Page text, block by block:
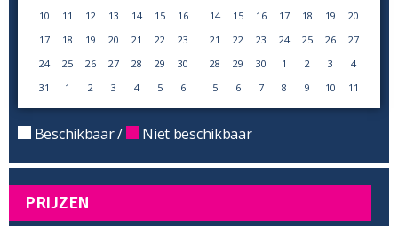
10
11 12 13 14 15
16
17
18 19 20 21 22
23
24
25 26 27 28 29
30
31
1 2 3 4 5 6
14
15 16 17 18 19
20
21
22 23 24 25 26
27
28
29 30 1 2 3
4
5
6 7 8 9 10 11
Beschikbaar / Niet beschikbaar
PRIJZEN